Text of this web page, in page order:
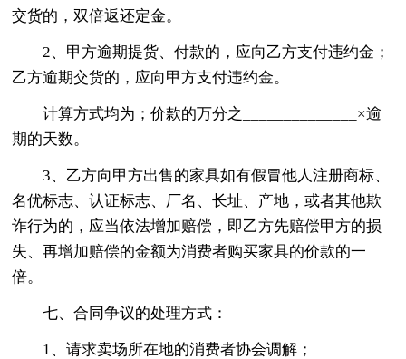
交货的，双倍返还定金。
2、甲方逾期提货、付款的，应向乙方支付违约金；
乙方逾期交货的，应向甲方支付违约金。
计算方式均为；价款的万分之______________×逾
期的天数。
3、乙方向甲方出售的家具如有假冒他人注册商标、
名优标志、认证标志、厂名、长址、产地，或者其他欺
诈行为的，应当依法增加赔偿，即乙方先赔偿甲方的损
失、再增加赔偿的金额为消费者购买家具的价款的一
倍。
七、合同争议的处理方式：
1、请求卖场所在地的消费者协会调解；